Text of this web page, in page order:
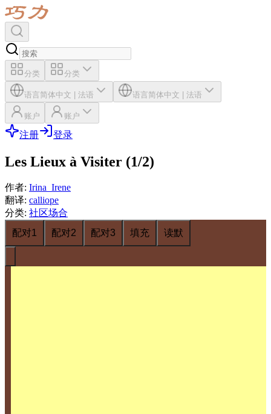
分类 分类
语言简体中文 | 法语 语言简体中文 | 法语
账户 账户
注册 登录
Les Lieux à Visiter (1/2)
作者: Irina_Irene
翻译: calliope
分类: 社区场合
配对1
配对2 配对3 填充 读默